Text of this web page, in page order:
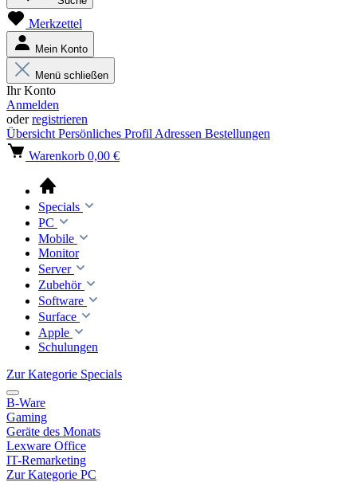
Merkzettel
Mein Konto
Menü schließen
Ihr Konto
Anmelden
oderregistrieren
Übersicht Persönliches Profil Adressen Bestellungen
Warenkorb 0,00 €
Specials
PC
Mobile
Monitor
Server
Zubehör
Software
Surface
Apple
Schulungen
Zur Kategorie Specials
B-Ware
Gaming
Geräte des Monats
Lexware Office
IT-Remarketing
Zur Kategorie PC